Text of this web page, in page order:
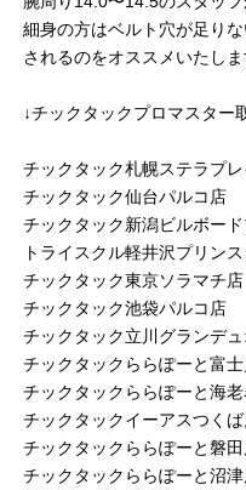
細身の方はベルト穴が足り
されるのをオススメいたしま
↓チックタックプロマスター
チックタック札幌ステラプ
チックタック仙台パルコ店
チックタック新潟ビルボー
トライスクル軽井沢プリン
チックタック東京ソラマチ店
チックタック池袋パルコ店
チックタック立川グランデ
チックタックららぽーと富
チックタックららぽーと海
チックタックイーアスつく
チックタックららぽーと磐
チックタックららぽーと沼